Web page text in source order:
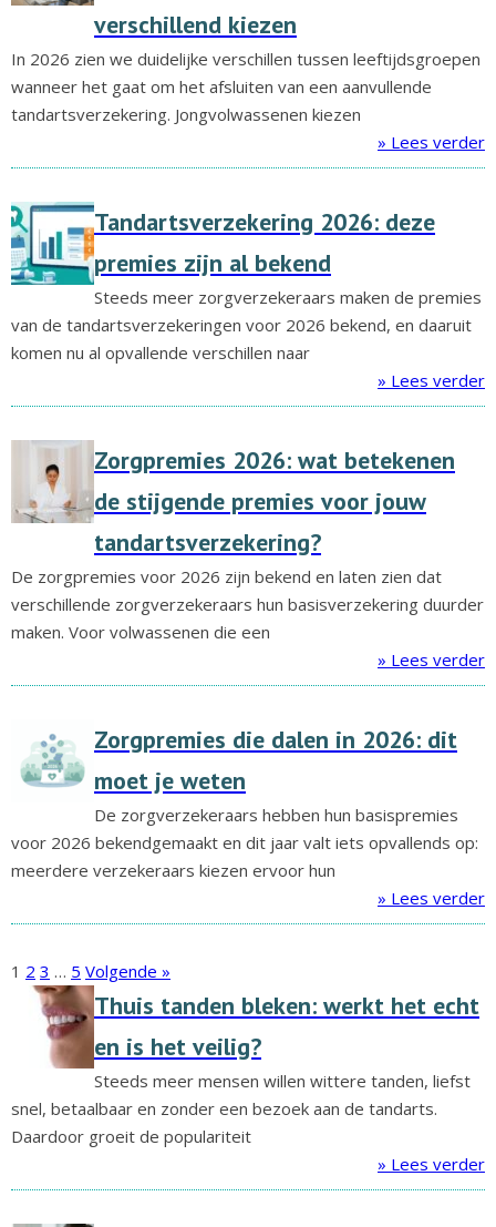
verschillend kiezen
In 2026 zien we duidelijke verschillen tussen leeftijdsgroepen
wanneer het gaat om het afsluiten van een aanvullende
tandartsverzekering. Jongvolwassenen kiezen
» Lees verder
Tandartsverzekering 2026: deze
premies zijn al bekend
Steeds meer zorgverzekeraars maken de premies
van de tandartsverzekeringen voor 2026 bekend, en daaruit
komen nu al opvallende verschillen naar
» Lees verder
Zorgpremies 2026: wat betekenen
de stijgende premies voor jouw
tandartsverzekering?
De zorgpremies voor 2026 zijn bekend en laten zien dat
verschillende zorgverzekeraars hun basisverzekering duurder
maken. Voor volwassenen die een
» Lees verder
Zorgpremies die dalen in 2026: dit
moet je weten
De zorgverzekeraars hebben hun basispremies
voor 2026 bekendgemaakt en dit jaar valt iets opvallends op:
meerdere verzekeraars kiezen ervoor hun
» Lees verder
1 2 3 … 5 Volgende »
Thuis tanden bleken: werkt het echt
en is het veilig?
Steeds meer mensen willen wittere tanden, liefst
snel, betaalbaar en zonder een bezoek aan de tandarts.
Daardoor groeit de populariteit
» Lees verder